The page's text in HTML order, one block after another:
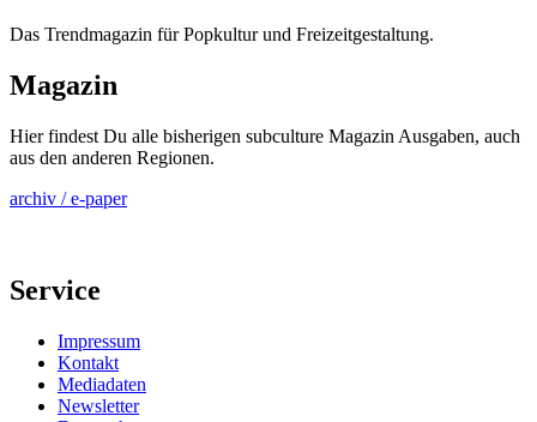
Das Trendmagazin für Popkultur und Freizeitgestaltung.
Magazin
Hier findest Du alle bisherigen subculture Magazin Ausgaben, auch
aus den anderen Regionen.
archiv / e-paper
Service
Impressum
Kontakt
Mediadaten
Newsletter